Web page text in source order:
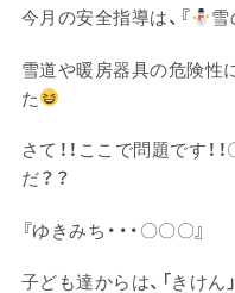
今月の安全指導は、『 雪
雪道や暖房器具の危険性
た
さて！！ここで問題です！
だ？？
『ゆきみち・・・〇〇〇』
子ども達からは、「きけん」